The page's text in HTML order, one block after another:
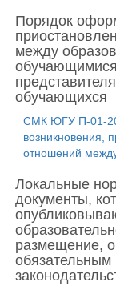
Порядок
между
обучающихся
СМК ЮГУ П-01-
возникновения,
отношений
Локальные
документы,
размещение,
обязательным